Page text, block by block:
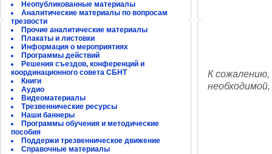
Неопубликованные материалы
Аналитические материалы по вопросам
трезвости
Прочие аналитические материалы
Плакаты и листовки
Информация о мероприятиях
Программы действий
Решения съездов, конференций и
координационного совета СБНТ
Книги
Аудио
Видеоматериалы
Трезвеннические ресурсы
Наши баннеры
Программы обучения и методические
пособия
Поддержи трезвенническое движение
Справочные материалы
К